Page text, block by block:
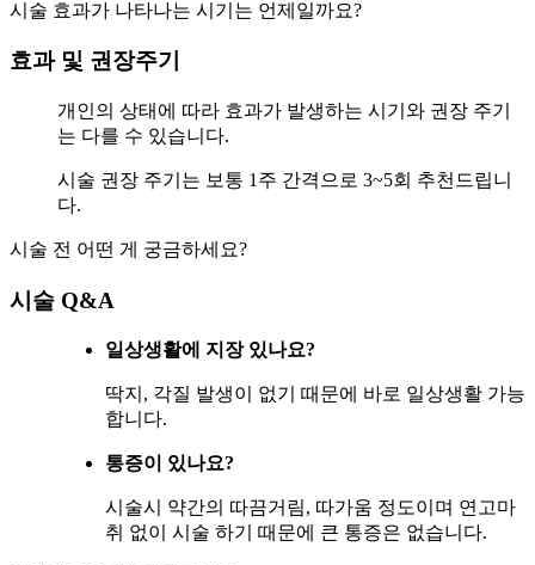
시술 효과가 나타나는 시기는 언제일까요?
효과 및 권장주기
개인의 상태에 따라 효과가 발생하는 시기와 권장 주기
는 다를 수 있습니다.
시술 권장 주기는 보통 1주 간격으로 3~5회 추천드립니
다.
시술 전 어떤 게 궁금하세요?
시술 Q&A
일상생활에 지장 있나요?
딱지, 각질 발생이 없기 때문에 바로 일상생활 가능
합니다.
통증이 있나요?
시술시 약간의 따끔거림, 따가움 정도이며 연고마
취 없이 시술 하기 때문에 큰 통증은 없습니다.